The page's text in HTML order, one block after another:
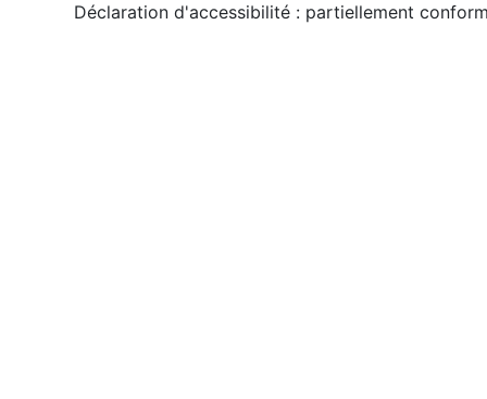
Déclaration d'accessibilité : partiellement